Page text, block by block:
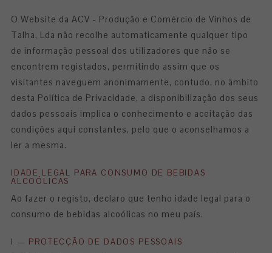
O Website da ACV - Produção e Comércio de Vinhos de
Talha, Lda não recolhe automaticamente qualquer tipo
de informação pessoal dos utilizadores que não se
encontrem registados, permitindo assim que os
visitantes naveguem anonimamente, contudo, no âmbito
desta Política de Privacidade, a disponibilização dos seus
dados pessoais implica o conhecimento e aceitação das
condições aqui constantes, pelo que o aconselhamos a
ler a mesma.
IDADE LEGAL PARA CONSUMO DE BEBIDAS
ALCOÓLICAS
Ao fazer o registo, declaro que tenho idade legal para o
consumo de bebidas alcoólicas no meu país.
I — PROTECÇÃO DE DADOS PESSOAIS